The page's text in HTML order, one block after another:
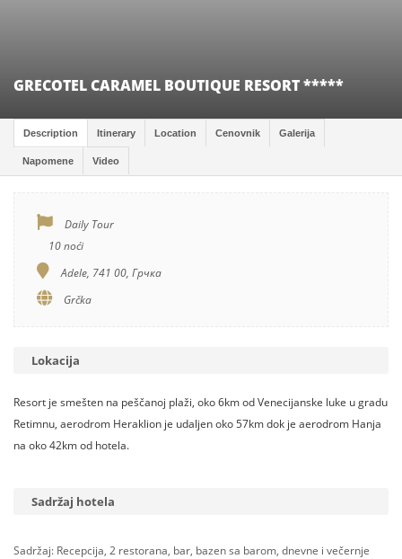
GRECOTEL CARAMEL BOUTIQUE RESORT *****
Description Itinerary Location Cenovnik Galerija
Napomene Video
Daily Tour
10 noći
Adele, 741 00, Грчка
Grčka
Lokacija
Resort je smešten na peščanoj plaži, oko 6km od Venecijanske luke u gradu
Retimnu, aerodrom Heraklion je udaljen oko 57km dok je aerodrom Hanja
na oko 42km od hotela.
Sadržaj hotela
Sadržaj: Recepcija, 2 restorana, bar, bazen sa barom, dnevne i večernje